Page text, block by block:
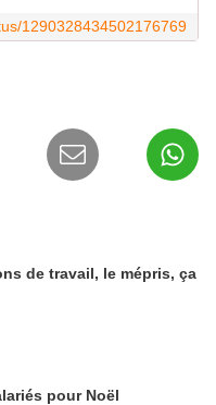
1290328434502176769
de travail, le mépris, ça
pour Noël